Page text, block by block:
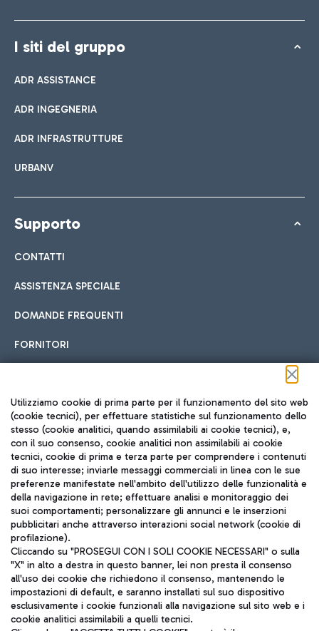
I siti del gruppo
ADR ASSISTANCE
ADR INGEGNERIA
ADR INFRASTRUTTURE
URBANV
Supporto
CONTATTI
ASSISTENZA SPECIALE
DOMANDE FREQUENTI
FORNITORI
Seguici sui social
TRAVEL JOURNAL
ITA
Aeroporti di Roma S.p.A. - Società soggetta a direzione e
Utilizziamo cookie di prima parte per il funzionamento del sito web
(cookie tecnici), per effettuare statistiche sul funzionamento dello
stesso (cookie analitici, quando assimilabili ai cookie tecnici), e,
con il suo consenso, cookie analitici non assimilabili ai cookie
tecnici, cookie di prima e terza parte per comprendere i contenuti
di suo interesse; inviarle messaggi commerciali in linea con le sue
preferenze manifestate nell'ambito dell'utilizzo delle funzionalità e
della navigazione in rete; effettuare analisi e monitoraggio dei
suoi comportamenti; personalizzare gli annunci e le inserzioni
pubblicitari anche attraverso interazioni social network (cookie di
profilazione).
Cliccando su "PROSEGUI CON I SOLI COOKIE NECESSARI" o sulla
"X" in alto a destra in questo banner, lei non presta il consenso
all'uso dei cookie che richiedono il consenso, mantenendo le
impostazioni di default, e saranno installati sul suo dispositivo
esclusivamente i cookie funzionali alla navigazione sul sito web e i
cookie analitici assimilabili a quelli tecnici.